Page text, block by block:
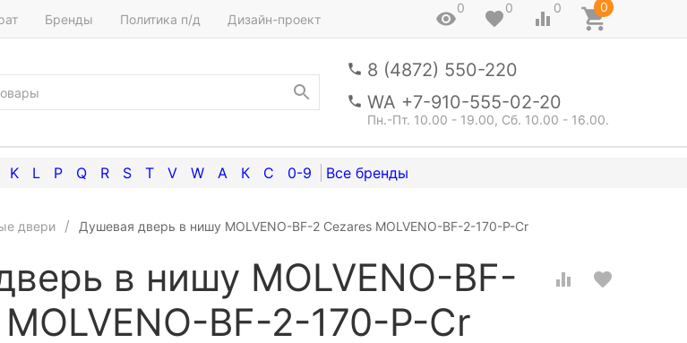
Бренды Политика п/д Дизайн-проект
0 0 0 0
8 (4872) 550-220
WA +7-910-555-02-20
Пн.-Пт. 10.00 - 19.00, Сб. 10.00 - 16.00.
K L P Q R S T V W А К С 0-9
двери Душевая дверь в нишу MOLVENO-BF-2 Cezares MOLVENO-BF-2-170-P-Cr
в нишу MOLVENO-BF-
BF-2-170-P-Cr